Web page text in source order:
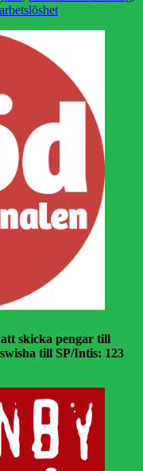
skicka pengar till
till SP/Intis: 123